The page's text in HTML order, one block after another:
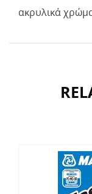
ακρυλικά